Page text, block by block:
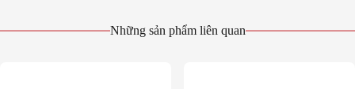
Những sản phẩm liên quan